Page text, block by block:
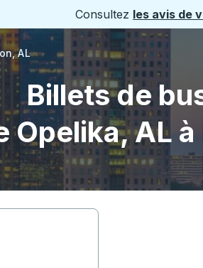
Consultez les avis de
AL
Billets de
Opelika, AL